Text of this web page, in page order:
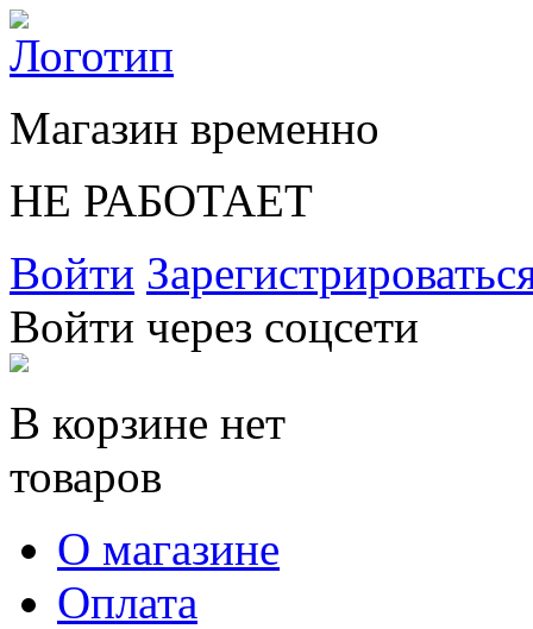
Магазин временно
НЕ РАБОТАЕТ
Войти
Войти через соцсети
В корзине нет
товаров
О магазине
Оплата